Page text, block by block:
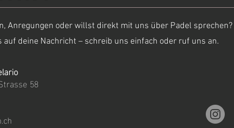
Anregungen oder willst direkt mit uns über Padel sprechen?
auf deine Nachricht – schreib uns einfach oder ruf uns an.
58